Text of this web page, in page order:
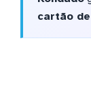
cartão